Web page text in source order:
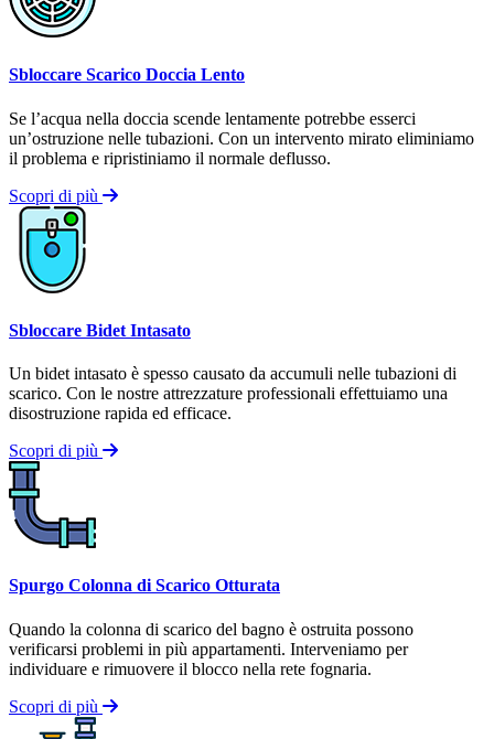
Sbloccare Scarico Doccia Lento
Se l’acqua nella doccia scende lentamente potrebbe esserci
un’ostruzione nelle tubazioni. Con un intervento mirato eliminiamo
il problema e ripristiniamo il normale deflusso.
Scopri di più
Sbloccare Bidet Intasato
Un bidet intasato è spesso causato da accumuli nelle tubazioni di
scarico. Con le nostre attrezzature professionali effettuiamo una
disostruzione rapida ed efficace.
Scopri di più
Spurgo Colonna di Scarico Otturata
Quando la colonna di scarico del bagno è ostruita possono
verificarsi problemi in più appartamenti. Interveniamo per
individuare e rimuovere il blocco nella rete fognaria.
Scopri di più